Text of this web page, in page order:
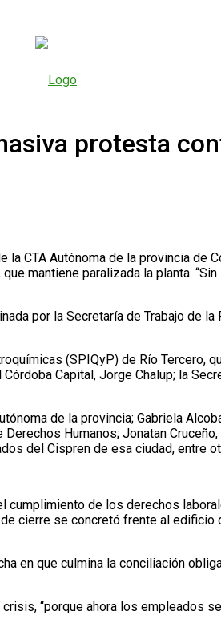
protesta
CTA Autónoma de la provincia de
mantiene paralizada la planta.
por la Secretaría de Trabajo de
(SPIQyP) de Río Tercero,
Capital, Jorge Chalup; la
de la provincia; Gabriela
Humanos; Jonatan
del Cispren de esa ciudad, entre
de los derechos
cierre se concretó frente al
en que culmina la conciliación
“porque ahora los empleados